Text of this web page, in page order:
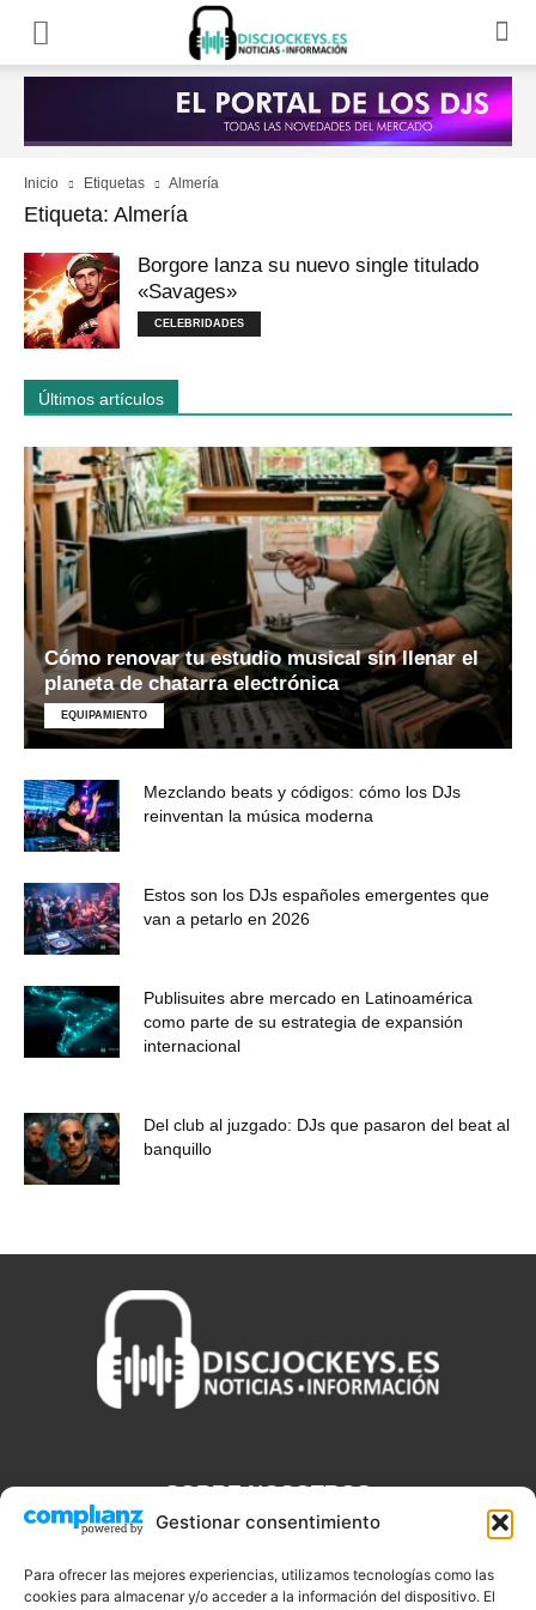
Gestionar consentimiento
Para ofrecer las mejores experiencias, utilizamos tecnologías como las
cookies para almacenar y/o acceder a la información del dispositivo. El
Inicio Etiquetas Almería
Etiqueta: Almería
Borgore lanza su nuevo single titulado
«Savages»
CELEBRIDADES
Últimos artículos
Cómo renovar tu estudio musical sin llenar el
planeta de chatarra electrónica
EQUIPAMIENTO
Mezclando beats y códigos: cómo los DJs
reinventan la música moderna
Estos son los DJs españoles emergentes que
van a petarlo en 2026
Publisuites abre mercado en Latinoamérica
como parte de su estrategia de expansión
internacional
Del club al juzgado: DJs que pasaron del beat al
banquillo
SOBRE NOSOTROS
que necesitas saber sobre noticias, novedades, tecnologías y
aplicaciones que te ayudaran a ser un mejor Djs.